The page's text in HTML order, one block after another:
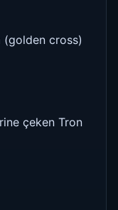
(golden cross)
çeken Tron